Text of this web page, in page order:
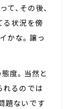
、その後、
る状況を傍
かな。譲っ
度。当然と
れるのでは
題ないです